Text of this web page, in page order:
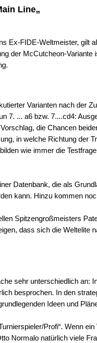
Line„
Ex-FIDE-Weltmeister, gilt
der McCutcheon-Variante
Varianten nach der
7. ... a6 bzw. 7....cd4:
die Chancen
in welche Richtung der
wie immer die
Datenbank, die als
kann. Hinzu kommen
Spitzengroßmeisters
dass sich die Weltelite
sehr unterschiedlich an:
besprochen. In den
Ideen und
Profi“. Wenn
Normalo natürlich viele